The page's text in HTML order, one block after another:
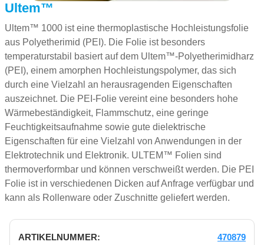
Ultem™
Ultem™ 1000 ist eine thermoplastische Hochleistungsfolie
aus Polyetherimid (PEI). Die Folie ist besonders
temperaturstabil basiert auf dem Ultem™-Polyetherimidharz
(PEI), einem amorphen Hochleistungspolymer, das sich
durch eine Vielzahl an herausragenden Eigenschaften
auszeichnet. Die PEI-Folie vereint eine besonders hohe
Wärmebeständigkeit, Flammschutz, eine geringe
Feuchtigkeitsaufnahme sowie gute dielektrische
Eigenschaften für eine Vielzahl von Anwendungen in der
Elektrotechnik und Elektronik. ULTEM™ Folien sind
thermoverformbar und können verschweißt werden. Die PEI
Folie ist in verschiedenen Dicken auf Anfrage verfügbar und
kann als Rollenware oder Zuschnitte geliefert werden.
470879